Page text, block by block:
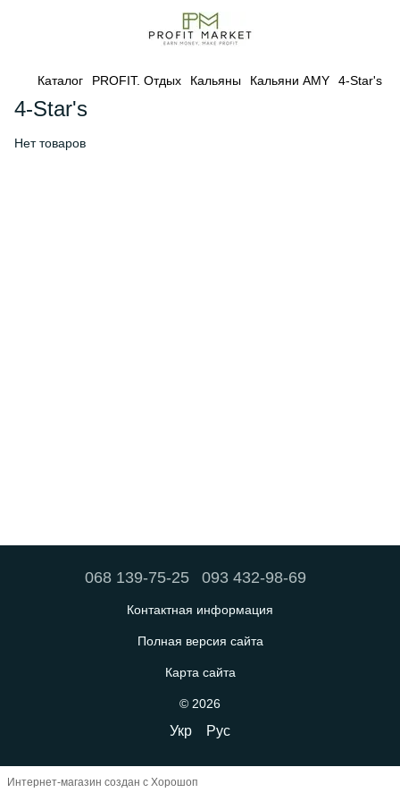
Каталог PROFIT. Отдых Кальяны Кальяни AMY 4-Star's
4-Star's
Нет товаров
068 139-75-25 093 432-98-69
Контактная информация
Полная версия сайта
Карта сайта
© 2026
Укр Рус
Интернет-магазин создан с Хорошоп